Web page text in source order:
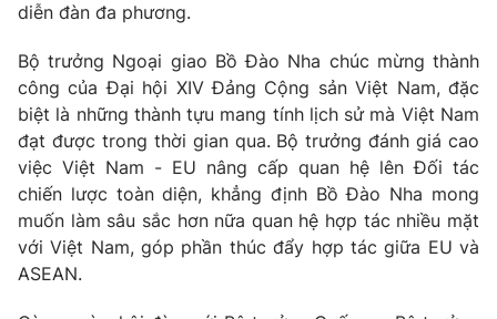
Liên hệ tòa soạn
THỜI BÁO VTV
Theo dõi báo trên
Cơ quan chủ quản:Đài Truyền hình Việt Nam
diễn đàn đa phương.
Bộ trưởng Ngoại giao Bồ Đào Nha chúc mừng thành
công của Đại hội XIV Đảng Cộng sản Việt Nam, đặc
biệt là những thành tựu mang tính lịch sử mà Việt Nam
đạt được trong thời gian qua. Bộ trưởng đánh giá cao
việc Việt Nam - EU nâng cấp quan hệ lên Đối tác
chiến lược toàn diện, khẳng định Bồ Đào Nha mong
muốn làm sâu sắc hơn nữa quan hệ hợp tác nhiều mặt
với Việt Nam, góp phần thúc đẩy hợp tác giữa EU và
ASEAN.